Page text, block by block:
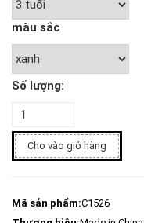
màu sắc
Số lượng:
Cho vào giỏ hàng
Mã sản phẩm:C1526